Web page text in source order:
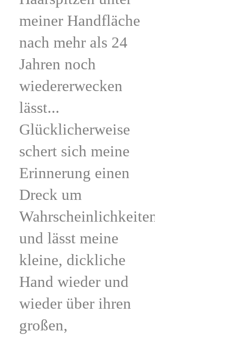
meiner Handfläche
nach mehr als 24
Jahren noch
wiedererwecken
lässt...
Glücklicherweise
schert sich meine
Erinnerung einen
Dreck um
Wahrscheinlichkeiten
und lässt meine
kleine, dickliche
Hand wieder und
wieder über ihren
großen,